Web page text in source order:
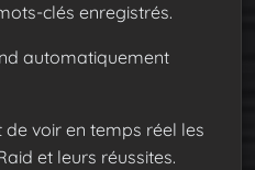
clés enregistrés.
automatiquement
de voir en temps réel les
et leurs réussites.